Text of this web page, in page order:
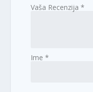
Vaša Recenzija*
Ime*